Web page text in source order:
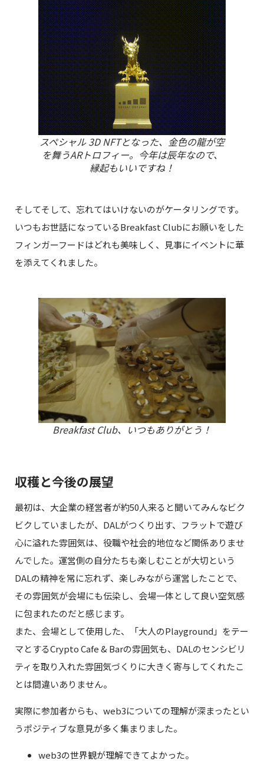
スペシャル 3D NFTとなった、金色の龍が空
を舞うARトロフィー。今年は辰年なので、
縁起もいいですね！
そしてそして、忘れてはいけないのがケータリングです。
いつもお世話になっているBreakfast Clubにお願いをした
フィンガーフードはどれも美味しく、見事にイベントに華
を添えてくれました。
Breakfast Club、いつもありがとう！
収穫と今後の展望
最初は、大企業の経営者が約50人来ると聞いてみんなビク
ビクしていましたが、DALがつくり出す、フラットで遊び
心に溢れた雰囲気は、役職や社会的地位など関係ありませ
んでした。運営側の自分たちも楽しむことが大切という
DALの精神を常に忘れず、楽しみながら運営したことで、
その雰囲気が会場にも伝染し、会場一体として良い空気感
に包まれたのだと感じます。
また、会場として使用した、「大人のPlayground」をテー
マとするCrypto Cafe & Barの雰囲気も、DALのセンシビリ
ティを取り入れた雰囲気づくりに大きく寄与してくれたこ
とは間違いありません。
実際に参加者からも、web3についての理解が深まったとい
うポジティブな意見が多く集まりました。
web3の世界観が理解できてよかった。